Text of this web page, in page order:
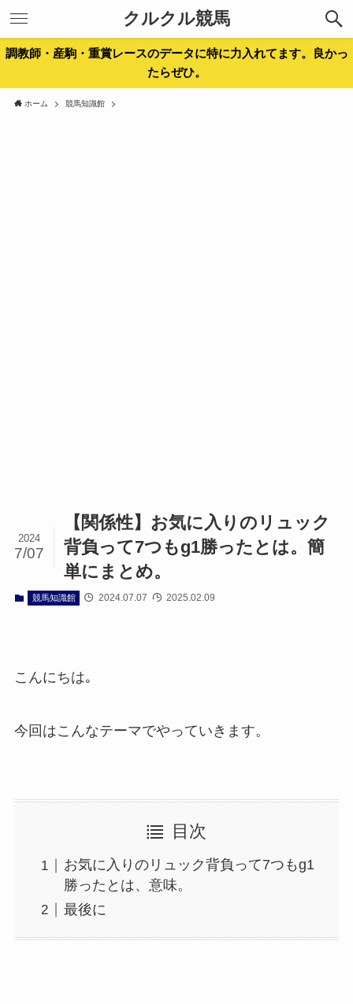
クルクル競馬
調教師・産駒・重賞レースのデータに特に力入れてます。良かっ
たらぜひ。
ホーム 競馬知識館
【関係性】お気に入りのリュック
背負って7つもg1勝ったとは。簡
単にまとめ。
2024
7/07
競馬知識館 2024.07.07 2025.02.09
こんにちは｡
今回はこんなテーマでやっていきます。
目次
お気に入りのリュック背負って7つもg1
勝ったとは、意味。
最後に